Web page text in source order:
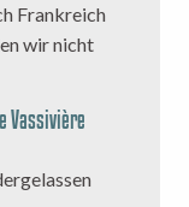
Frankreich
wir nicht
Vassivière